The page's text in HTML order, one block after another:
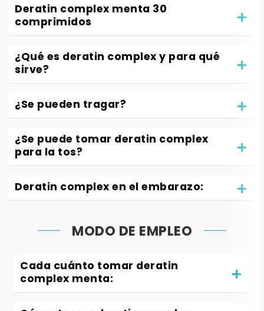
Deratin complex menta 30
comprimidos
¿Qué es deratin complex y para qué
sirve?
¿Se pueden tragar?
¿Se puede tomar deratin complex
para la tos?
Deratin complex en el embarazo:
MODO DE EMPLEO
Cada cuánto tomar deratin
complex menta: